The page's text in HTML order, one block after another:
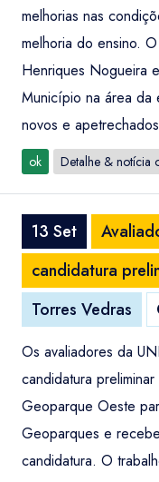
melhorias nas
melhoria do ensino.
Henriques Nogueira
Município na área da
novos e
ok Detalhe & notícia
13 Set
candidatura
Torres Vedras
Os avaliadores da
candidatura
Geoparque Oeste
Geoparques e
candidatura. O